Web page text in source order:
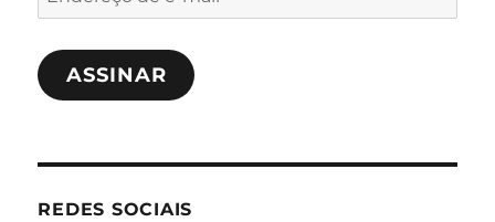
de
e-
mailASSINAR
REDES SOCIAIS